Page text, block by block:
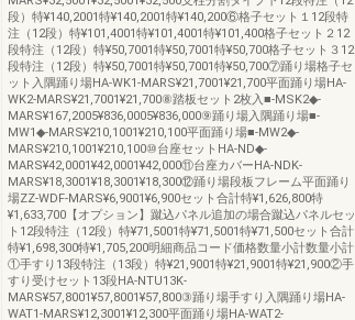
段）特¥140,2001特¥140,2001特¥140,200⑥格子セット１12段特
注（12段）特¥101,4001特¥101,4001特¥101,400格子セット２12
段特注（12段）特¥50,7001特¥50,7001特¥50,700格子セット３12
段特注（12段）特¥50,7001特¥50,7001特¥50,700⑦踊り場格子セ
ット入隅踊り場HA-WK1-MARS¥21,7001¥21,700平面踊り場HA-
WK2-MARS¥21,7001¥21,700⑧踏板セット2枚入■-MSK2◆-
MARS¥167,2005¥836,0005¥836,000⑨踊り場入隅踊り場■-
MW1◆-MARS¥210,1001¥210,100平面踊り場■-MW2◆-
MARS¥210,1001¥210,100⑩台座セットHA-ND◆-
MARS¥42,0001¥42,0001¥42,000⑪台座カバーHA-NDK-
MARS¥18,3001¥18,3001¥18,300⑫踊り場段板フレーム平面踊り
場ZZ-WDF-MARS¥6,9001¥6,900セット合計特¥1,626,800特
¥1,633,700【オプション】蹴込パネル追加の場合蹴込パネルセッ
ト12段特注（12段）特¥71,5001特¥71,5001特¥71,500セット合計
特¥1,698,300特¥1,705,200明細商品コード価格数量小計数量小計
①手すり13段特注（13段）特¥21,9001特¥21,9001特¥21,900②手
すり受けセット13段HA-NTU13K-
MARS¥57,8001¥57,8001¥57,800③踊り場手すり入隅踊り場HA-
WAT1-MARS¥12,3001¥12,300平面踊り場HA-WAT2-